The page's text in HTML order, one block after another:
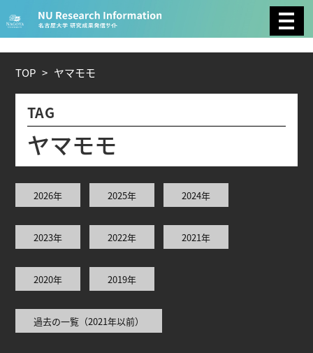
CATEGORY
環境学
工学 情報学 数物系科学
人文学
理学研究科 (221) 工学研究科 (211)
(177)
生命農学研究科 (116)
ブ生命分子研究所 (75)
TOP > ヤマモモ
TAG
ヤマモモ
2026年 2025年 2024年
2023年 2022年 2021年
2020年 2019年
過去の一覧（2021年以前）